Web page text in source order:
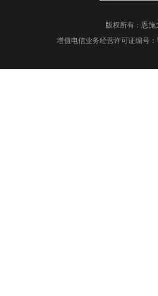
版权所有：恩施
增值电信业务经营许可证编号：